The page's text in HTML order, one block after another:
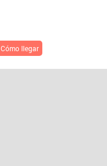
Cómo llegar